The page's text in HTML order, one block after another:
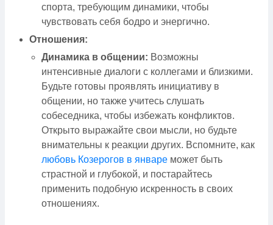
спорта, требующим динамики, чтобы
чувствовать себя бодро и энергично.
Отношения:
Динамика в общении: Возможны
интенсивные диалоги с коллегами и близкими.
Будьте готовы проявлять инициативу в
общении, но также учитесь слушать
собеседника, чтобы избежать конфликтов.
Открыто выражайте свои мысли, но будьте
внимательны к реакции других. Вспомните, как
любовь Козерогов в январе может быть
страстной и глубокой, и постарайтесь
применить подобную искренность в своих
отношениях.